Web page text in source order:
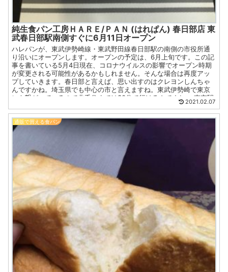
純生食パン工房ＨＡＲＥ/ＰＡＮ (はれぱん) 春日部店 東
武春日部駅南側すぐに6月11日オープン
ハレパンが、東武伊勢崎線・東武野田線春日部駅の南側の市役所通
り沿いにオープンします。オープンの予定は、6月上旬です。この記
事を書いている5月4日現在、コロナウイルスの影響でオープン時期
が変更される可能性があるかもしれません。そんな場合は再度アッ
プしていきます。春日部と言えば、思い出すのはクレヨンしんちゃ
んですかね。埼玉県でも中心の市と言えますね。東武伊勢崎で東京
にも繋がっているので北千住までは30分で行けるんですね。 東京駅
2021.02.07
通販で買える食パン